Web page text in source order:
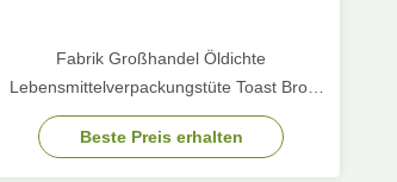
Fabrik Großhandel Öldichte
Lebensmittelverpackungstüte Toast Brot
Außenverkäufer Boden Kraftpapiertüte
Beste Preis erhalten